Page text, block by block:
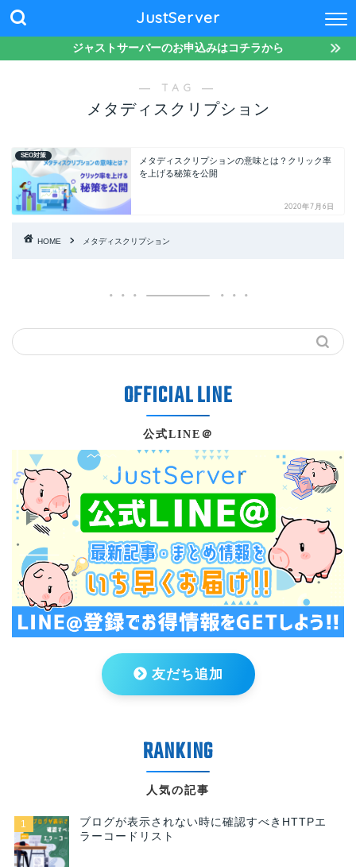
JustServer
ジャストサーバーのお申込みはコチラから
― TAG ―
メタディスクリプション
SEO対策
メタディスクリプションの意味とは？クリック率
を上げる秘策を公開
2020年7月6日
HOME メタディスクリプション
公式LINE＠
友だち追加
人気の記事
ブログが表示されない時に確認すべきHTTPエ
ラーコードリスト